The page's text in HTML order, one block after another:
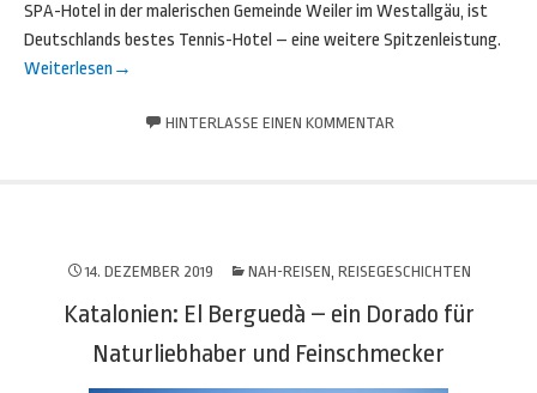
SPA-Hotel in der malerischen Gemeinde Weiler im Westallgäu, ist
Deutschlands bestes Tennis-Hotel – eine weitere Spitzenleistung.
Weiterlesen →
HINTERLASSE EINEN KOMMENTAR
14. DEZEMBER 2019 NAH-REISEN, REISEGESCHICHTEN
Katalonien: El Berguedà – ein Dorado für
Naturliebhaber und Feinschmecker